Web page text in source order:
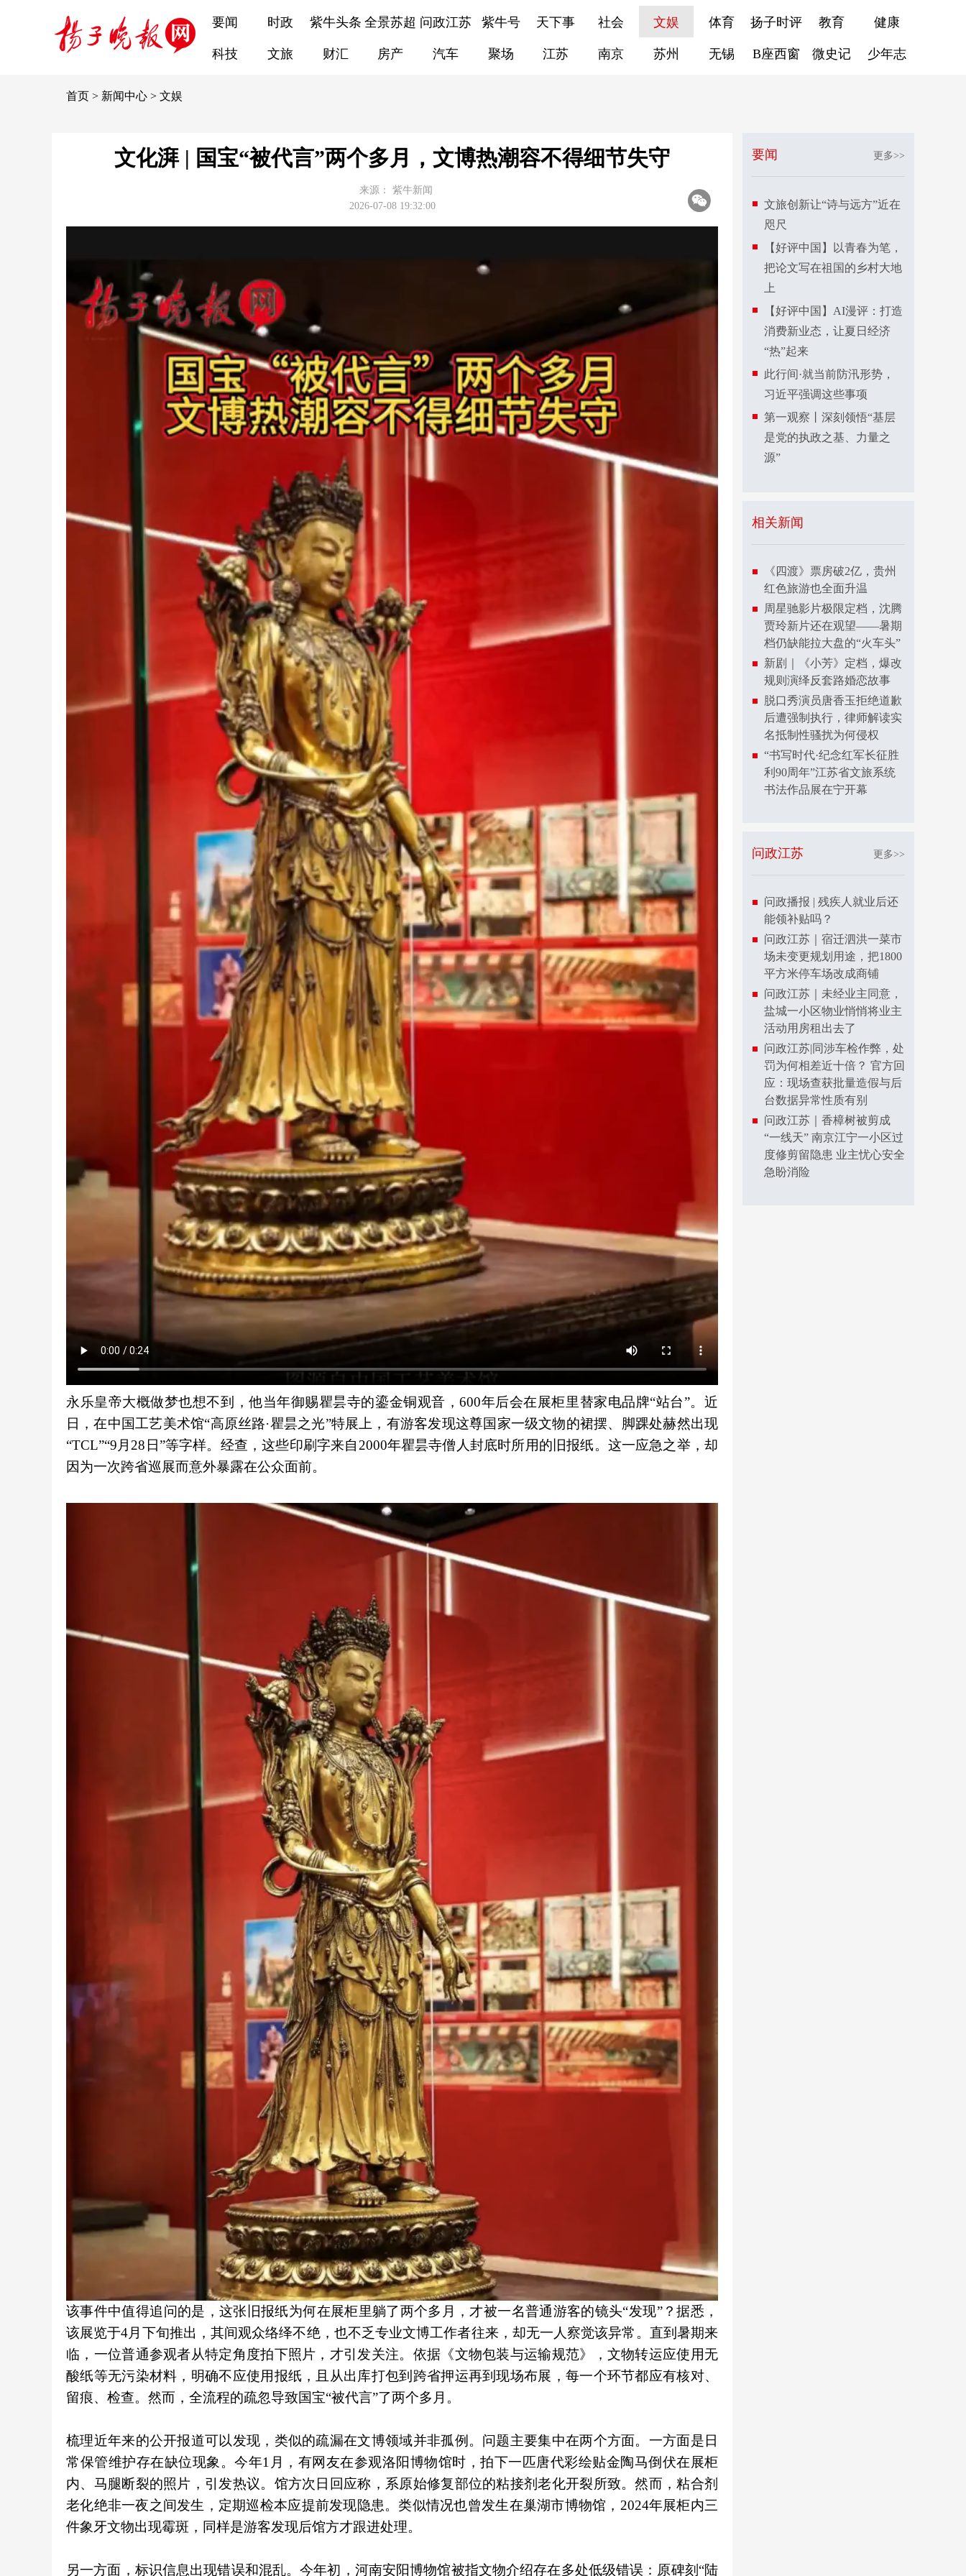
要闻 时政 紫牛头条 全景苏超 问政江苏 紫牛号 天下事 社会 文娱 体育 扬子时评 教育 健康
科技 文旅 财汇 房产 汽车 聚场 江苏 南京 苏州 无锡 B座西窗 微史记 少年志
首页 > 新闻中心 > 文娱
文化湃 | 国宝“被代言”两个多月，文博热潮容不得细节失守
来源：
紫牛新闻
2026-07-08 19:32:00
永乐皇帝大概做梦也想不到，他当年御赐瞿昙寺的鎏金铜观音，600年后会在展柜里替家电品牌“站台”。近
日，在中国工艺美术馆“高原丝路·瞿昙之光”特展上，有游客发现这尊国家一级文物的裙摆、脚踝处赫然出现
“TCL”“9月28日”等字样。经查，这些印刷字来自2000年瞿昙寺僧人封底时所用的旧报纸。这一应急之举，却
因为一次跨省巡展而意外暴露在公众面前。
该事件中值得追问的是，这张旧报纸为何在展柜里躺了两个多月，才被一名普通游客的镜头“发现”？据悉，
该展览于4月下旬推出，其间观众络绎不绝，也不乏专业文博工作者往来，却无一人察觉该异常。直到暑期来
临，一位普通参观者从特定角度拍下照片，才引发关注。依据《文物包装与运输规范》，文物转运应使用无
酸纸等无污染材料，明确不应使用报纸，且从出库打包到跨省押运再到现场布展，每一个环节都应有核对、
留痕、检查。然而，全流程的疏忽导致国宝“被代言”了两个多月。
梳理近年来的公开报道可以发现，类似的疏漏在文博领域并非孤例。问题主要集中在两个方面。一方面是日
常保管维护存在缺位现象。今年1月，有网友在参观洛阳博物馆时，拍下一匹唐代彩绘贴金陶马倒伏在展柜
内、马腿断裂的照片，引发热议。馆方次日回应称，系原始修复部位的粘接剂老化开裂所致。然而，粘合剂
老化绝非一夜之间发生，定期巡检本应提前发现隐患。类似情况也曾发生在巢湖市博物馆，2024年展柜内三
件象牙文物出现霉斑，同样是游客发现后馆方才跟进处理。
另一方面，标识信息出现错误和混乱。今年初，河南安阳博物馆被指文物介绍存在多处低级错误：原碑刻“陆
要闻 更多>>
文旅创新让“诗与远方”近在
咫尺
【好评中国】以青春为笔，
把论文写在祖国的乡村大地
上
【好评中国】AI漫评：打造
消费新业态，让夏日经济
“热”起来
此行间·就当前防汛形势，
习近平强调这些事项
第一观察丨深刻领悟“基层
是党的执政之基、力量之
源”
相关新闻
《四渡》票房破2亿，贵州
红色旅游也全面升温
周星驰影片极限定档，沈腾
贾玲新片还在观望——暑期
档仍缺能拉大盘的“火车头”
新剧｜《小芳》定档，爆改
规则演绎反套路婚恋故事
脱口秀演员唐香玉拒绝道歉
后遭强制执行，律师解读实
名抵制性骚扰为何侵权
“书写时代·纪念红军长征胜
利90周年”江苏省文旅系统
书法作品展在宁开幕
问政江苏 更多>>
问政播报 | 残疾人就业后还
能领补贴吗？
问政江苏｜宿迁泗洪一菜市
场未变更规划用途，把1800
平方米停车场改成商铺
问政江苏｜未经业主同意，
盐城一小区物业悄悄将业主
活动用房租出去了
问政江苏|同涉车检作弊，处
罚为何相差近十倍？ 官方回
应：现场查获批量造假与后
台数据异常性质有别
问政江苏｜香樟树被剪成
“一线天” 南京江宁一小区过
度修剪留隐患 业主忧心安全
急盼消险